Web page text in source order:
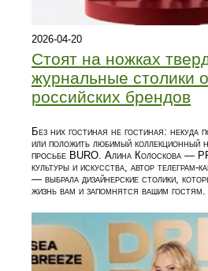
2026-04-20
Стоят на ножках
журнальные столики
российских брендов
Без них гостиная не гостиная: некуда
или положить любимый
просьбе BURO. Алина Колоскова —
культуры и искусства, автор
— выбрала дизайнерские столики,
жизнь вам и запомнятся вашим гостям.